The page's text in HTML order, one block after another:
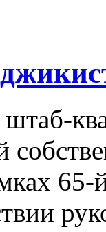
штаб-
65-